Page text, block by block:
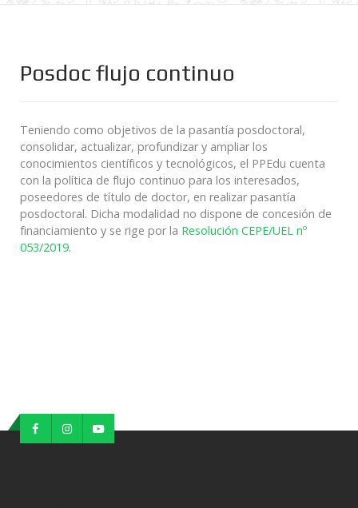
Posdoc flujo continuo
Teniendo como objetivos de la pasantía posdoctoral,
consolidar, actualizar, profundizar y ampliar los
conocimientos científicos y tecnológicos, el PPEdu cuenta
con la política de flujo continuo para los interesados,
poseedores de título de doctor, en realizar pasantía
posdoctoral. Dicha modalidad no dispone de concesión de
financiamiento y se rige por la Resolución CEPE/UEL nº
053/2019.